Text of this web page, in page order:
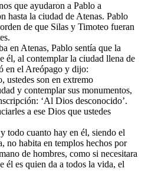
que ayudaron a Pablo a
hasta la ciudad de Atenas. Pablo
de que Silas y Timoteo fueran
en Atenas, Pablo sentía que la
él, al contemplar la ciudad llena de
en el Areópago y dijo:
ustedes son en extremo
y contemplar sus monumentos,
‘Al Dios desconocido’.
a ese Dios que ustedes
todo cuanto hay en él, siendo el
no habita en templos hechos por
de hombres, como si necesitara
él es quien da a todos la vida, el